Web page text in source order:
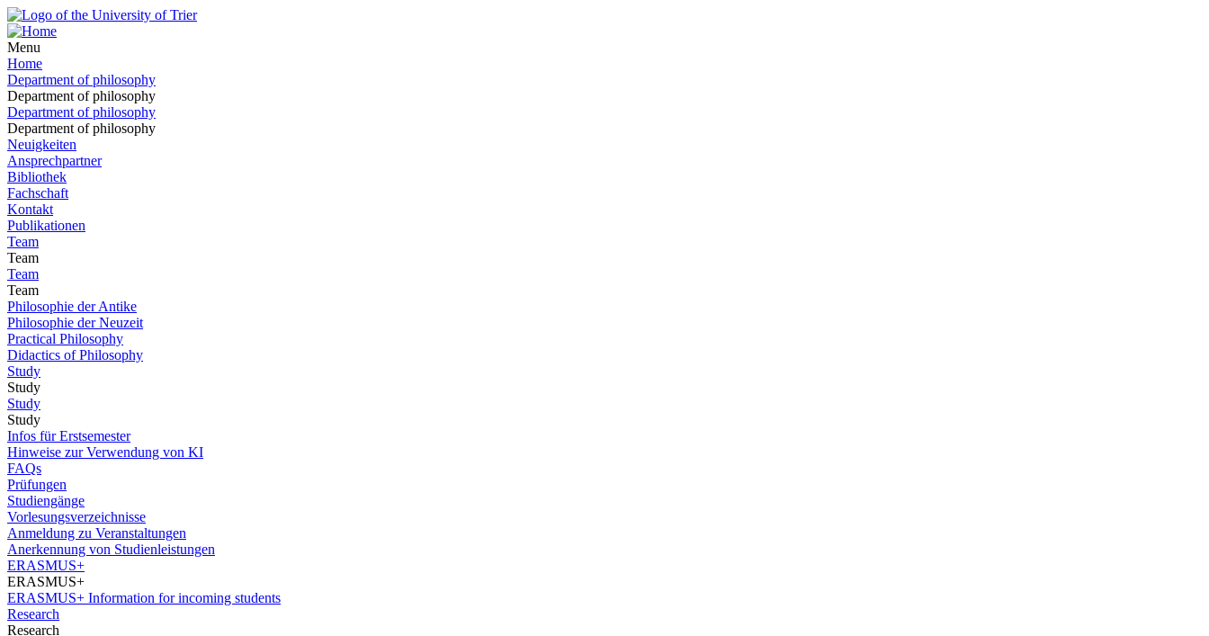
Menu
Home
Department of philosophy
Department of philosophy
Department of philosophy
Department of philosophy
Neuigkeiten
Ansprechpartner
Bibliothek
Fachschaft
Kontakt
Publikationen
Team
Team
Team
Team
Philosophie der Antike
Philosophie der Neuzeit
Practical Philosophy
Didactics of Philosophy
Study
Study
Study
Study
Infos für Erstsemester
Hinweise zur Verwendung von KI
FAQs
Prüfungen
Studiengänge
Vorlesungsverzeichnisse
Anmeldung zu Veranstaltungen
Anerkennung von Studienleistungen
ERASMUS+
ERASMUS+
ERASMUS+ Information for incoming students
Research
Research